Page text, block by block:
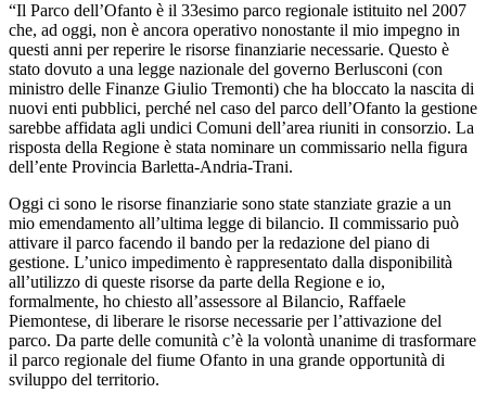
“Il Parco dell’Ofanto è il 33esimo parco regionale istituito nel 2007
che, ad oggi, non è ancora operativo nonostante il mio impegno in
questi anni per reperire le risorse finanziarie necessarie. Questo è
stato dovuto a una legge nazionale del governo Berlusconi (con
ministro delle Finanze Giulio Tremonti) che ha bloccato la nascita di
nuovi enti pubblici, perché nel caso del parco dell’Ofanto la gestione
sarebbe affidata agli undici Comuni dell’area riuniti in consorzio. La
risposta della Regione è stata nominare un commissario nella figura
dell’ente Provincia Barletta-Andria-Trani.
Oggi ci sono le risorse finanziarie sono state stanziate grazie a un
mio emendamento all’ultima legge di bilancio. Il commissario può
attivare il parco facendo il bando per la redazione del piano di
gestione. L’unico impedimento è rappresentato dalla disponibilità
all’utilizzo di queste risorse da parte della Regione e io,
formalmente, ho chiesto all’assessore al Bilancio, Raffaele
Piemontese, di liberare le risorse necessarie per l’attivazione del
parco. Da parte delle comunità c’è la volontà unanime di trasformare
il parco regionale del fiume Ofanto in una grande opportunità di
sviluppo del territorio.